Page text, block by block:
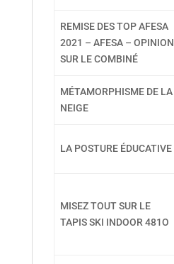
REMISE DES TOP AFESA
2021 – AFESA – OPINION
SUR LE COMBINÉ
MÉTAMORPHISME DE LA
NEIGE
LA POSTURE ÉDUCATIVE
MISEZ TOUT SUR LE
TAPIS SKI INDOOR 481O